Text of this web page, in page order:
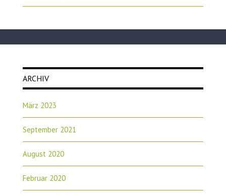
ARCHIV
März 2023
September 2021
August 2020
Februar 2020